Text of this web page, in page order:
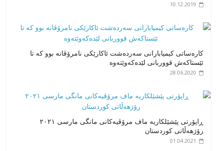
10.12.2019
کارەساتی کیمیابارانی سەردەشت ئاکارێکی نامرۆڤانە بوو کە تا
ئێستاکەش قووربانی لێدەکەوێتەوە
28.06.2020
ڕاپۆرتی پێشێلکاریە ماف مرۆڤیەکانی مانگی مارسی ٢٠٢١
رۆژهەڵاتی کوردستان
01.04.2021